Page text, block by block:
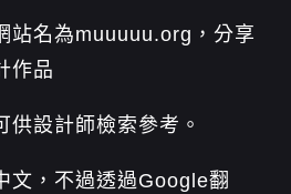
站名為muuuuu.org，分享
作品
供設計師檢索參考。
文，不過透過Google翻